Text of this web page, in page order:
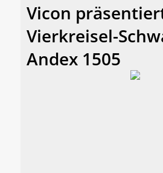
Vicon
Vierkreisel-
Andex 1505